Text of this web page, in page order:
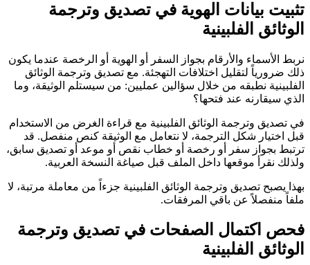
تثبيت بيانات الهوية في تصديق وترجمة
الوثائق الفلبينية
نربط الأسماء والأرقام بجواز السفر أو الهوية أو الرخصة عندما يكون
ذلك ضرورياً لتقليل اختلافات التهجئة. مع تصديق وترجمة الوثائق
الفلبينية نطبقه من خلال سؤالين عمليين: من سيستلم الوثيقة، وما
الذي سيقارنه عند فتحها؟
في تصديق وترجمة الوثائق الفلبينية مع قراءة الغرض من الاستخدام
قبل اختيار شكل الترجمة، لا نتعامل مع الوثيقة كنص منفصل. قد
ترتبط بجواز سفر أو رخصة أو خطاب نقص أو موعد أو تصديق سابق،
ولذلك نقرأ موقعها داخل الملف قبل صياغة النسخة العربية.
بهذا يصبح تصديق وترجمة الوثائق الفلبينية جزءاً من معاملة مرتبة، لا
ملفاً منفصلاً عن باقي المرفقات.
فحص اكتمال الصفحات في تصديق وترجمة
الوثائق الفلبينية